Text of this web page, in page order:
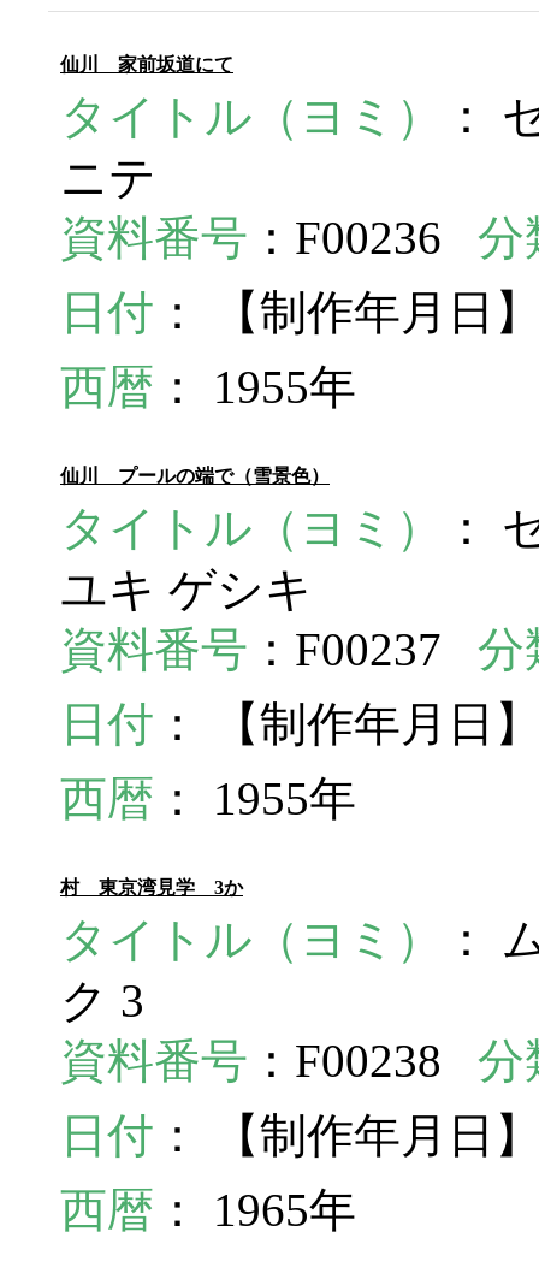
仙川 家前坂道にて
タイトル（ヨミ）
：
ニテ
資料番号 ：F00236 分
日付 ： 【制作年月日
西暦 ： 1955年
仙川 プールの端で（雪景色）
タイトル（ヨミ）
：
ユキ ゲシキ
資料番号 ：F00237 分
日付 ： 【制作年月日
西暦 ： 1955年
村 東京湾見学 3か
タイトル（ヨミ）
：
ク 3
資料番号 ：F00238 分
日付 ： 【制作年月日
西暦 ： 1965年